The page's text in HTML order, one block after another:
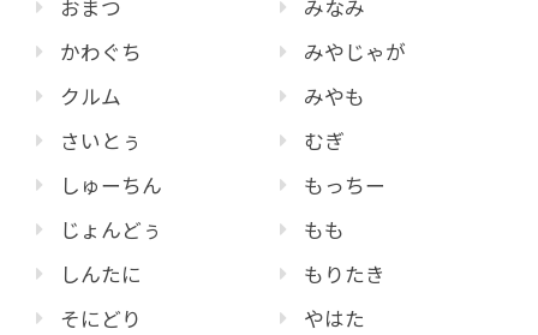
おまつ
かわぐち
クルム
さいとぅ
しゅーちん
じょんどぅ
しんたに
そにどり
みなみ
みやじゃが
みやも
むぎ
もっちー
もも
もりたき
やはた